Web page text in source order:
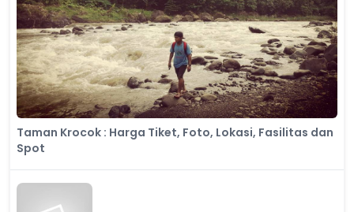
Taman Krocok : Harga Tiket, Foto, Lokasi, Fasilitas dan
Spot